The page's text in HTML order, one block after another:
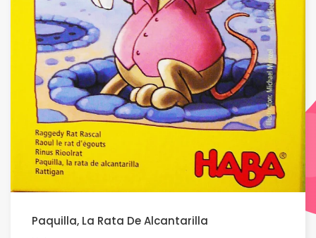
Paquilla, La Rata De Alcantarilla